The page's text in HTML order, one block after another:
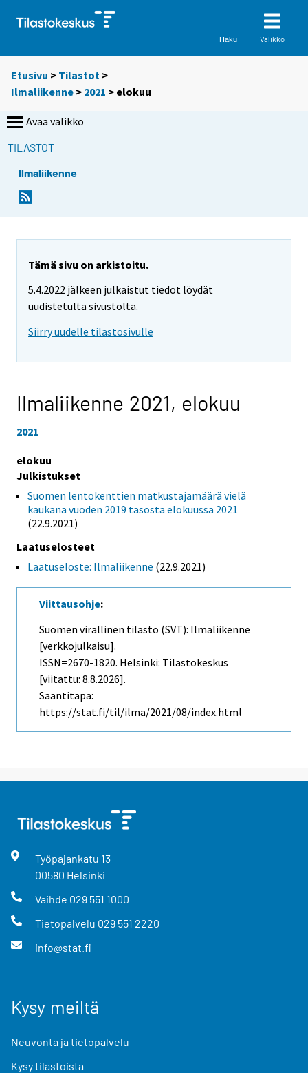
Haku Valikko
Etusivu > Tilastot >
Ilmaliikenne > 2021 > elokuu
Avaa valikko
TILASTOT
Ilmaliikenne
Tämä sivu on arkistoitu.
5.4.2022 jälkeen julkaistut tiedot löydät
uudistetulta sivustolta.
Siirry uudelle tilastosivulle
Ilmaliikenne 2021, elokuu
2021
elokuu
Julkistukset
Suomen lentokenttien matkustajamäärä vielä
kaukana vuoden 2019 tasosta elokuussa 2021
(22.9.2021)
Laatuselosteet
Laatuseloste: Ilmaliikenne (22.9.2021)
Viittausohje:
Suomen virallinen tilasto (SVT): Ilmaliikenne
[verkkojulkaisu].
ISSN=2670-1820. Helsinki: Tilastokeskus
[viitattu: 8.8.2026].
Saantitapa:
https://stat.fi/til/ilma/2021/08/index.html
Työpajankatu 13
00580 Helsinki
Vaihde 029 551 1000
Tietopalvelu 029 551 2220
info@stat.fi
Kysy meiltä
Neuvonta ja tietopalvelu
Kysy tilastoista